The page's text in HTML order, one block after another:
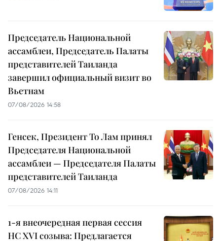
Председатель Национальной
ассамблеи, Председатель Палаты
представителей Таиланда
завершил официальный визит во
Вьетнам
07/08/2026 14:58
Генсек, Президент То Лам принял
Председателя Национальной
ассамблеи — Председателя Палаты
представителей Таиланда
07/08/2026 14:11
1-я внеочередная первая сессия
НС XVI созыва: Предлагается